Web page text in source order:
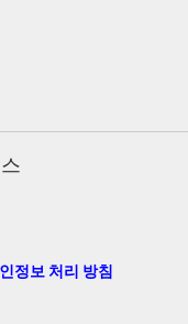
정보 처리 방침